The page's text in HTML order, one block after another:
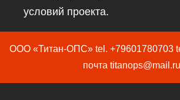
условий проекта.
ООО «Титан-ОПС» tel. +79601780703
почта titanops@mail.ru